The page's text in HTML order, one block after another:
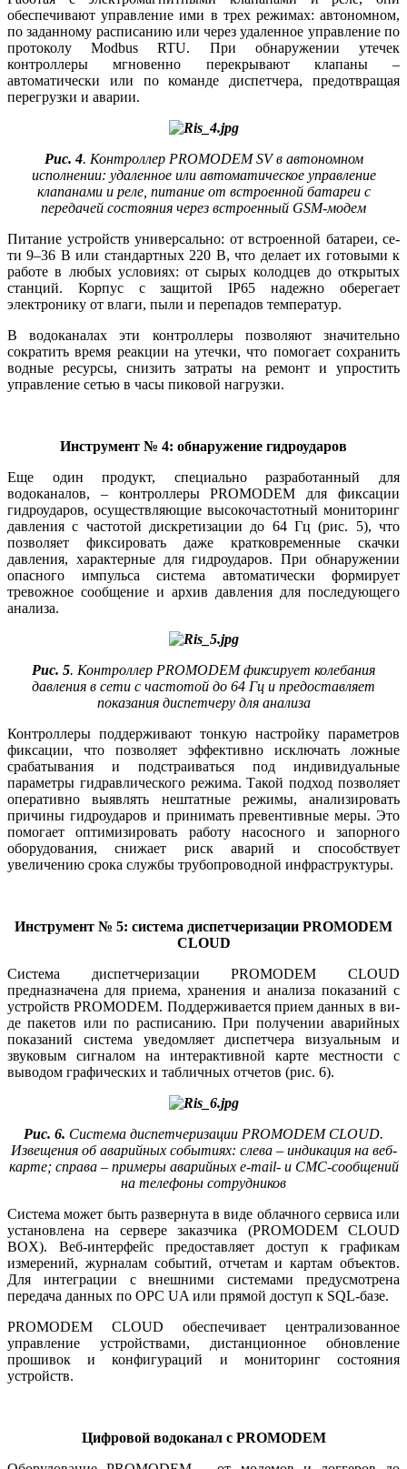
обеспечивают управление ими в трех режимах: автономном,
по заданному расписанию или через удаленное управление по
протоколу Modbus RTU. При обнаружении утечек
контроллеры мгновенно перекрывают клапаны –
автоматически или по команде диспетчера, предотвращая
перегрузки и аварии.
Рис. 4. Контроллер PROMODEM SV в автономном
исполнении: удаленное или автоматическое управление
клапанами и реле, питание от встроенной батареи с
передачей состояния через встроенный GSM-модем
Питание устройств универсально: от встроенной батареи, се­
ти 9–36 В или стандартных 220 В, что делает их готовыми к
работе в любых условиях: от сырых колодцев до открытых
станций. Корпус с защитой IP65 надежно оберегает
электронику от влаги, пы­ли и перепадов температур.
В водоканалах эти контроллеры позволяют значительно
сократить время реакции на утечки, что помогает сохранить
водные ресурсы, снизить затраты на ремонт и упростить
управление сетью в ча­сы пиковой нагрузки.
Инструмент № 4: обнаружение гидроударов
Еще один продукт, специально разработанный для
водоканалов, – контроллеры PROMODEM для фиксации
гидроударов, осуществляющие высокочастотный мониторинг
давления с частотой дискретизации до 64 Гц (рис. 5), что
позволяет фиксировать да­же кратковременные скачки
давления, характерные для гидроударов. При обнаружении
опасного импульса система автоматически формирует
тревожное сообщение и архив давления для последующего
анализа.
Рис. 5. Контроллер PROMODEM фиксирует колебания
давления в сети с частотой до 64 Гц и предоставляет
показания диспетчеру для анализа
Контроллеры поддерживают тонкую настройку параметров
фиксации, что позволяет эффективно исключать ложные
срабатывания и подстраиваться под индивидуальные
параметры гидравлического режима. Такой подход позволяет
оперативно выявлять нештатные режимы, анализировать
причины гидроударов и принимать превентивные ме­ры. Это
помогает оптимизировать работу насосного и запорного
оборудования, снижает риск аварий и способствует
увеличению срока службы трубопроводной инфраструктуры.
Инструмент № 5: система диспетчеризации PROMODEM
CLOUD
Система диспетчеризации PROMODEM CLOUD
предназначена для приема, хранения и анализа показаний с
устройств PROMODEM. Поддерживается прием данных в ви­
де пакетов или по расписанию. При получении аварийных
показаний система уведомляет диспетчера визуальным и
звуковым сигналом на интерактивной карте местности с
выводом графических и табличных отчетов (рис. 6).
Рис. 6. Система диспетчеризации PROMODEM CLOUD.
Извещения об аварийных событиях: слева – индикация на веб-
карте; справа – примеры аварийных e-mail- и СМС-сообщений
на телефоны сотрудников
Система может быть развернута в ви­де облачного сервиса или
установлена на сервере заказчика (PROMODEM CLOUD
BOX). Веб-интерфейс предоставляет доступ к графикам
измерений, журналам событий, отчетам и картам объектов.
Для интеграции с внешними системами предусмотрена
передача данных по OPC UA или прямой доступ к SQL-базе.
PROMODEM CLOUD обеспечивает централизованное
управление устройствами, дистанционное обновление
прошивок и конфигураций и мониторинг состояния
устройств.
Цифровой водоканал с PROMODEM